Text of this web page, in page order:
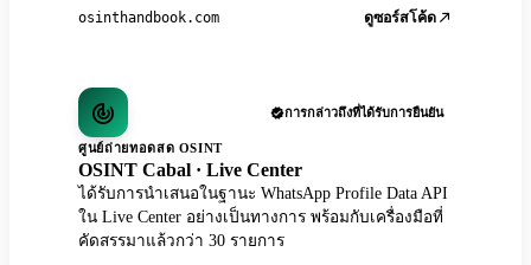
osinthandbook.com ดูซอร์สโค้ด
การกล่าวถึงที่ได้รับการยืนยัน
ศูนย์ถ่ายทอดสด OSINT
OSINT Cabal · Live Center
ได้รับการนำเสนอในฐานะ WhatsApp Profile Data API
ใน Live Center อย่างเป็นทางการ พร้อมกับเครื่องมือที่
คัดสรรมาแล้วกว่า 30 รายการ